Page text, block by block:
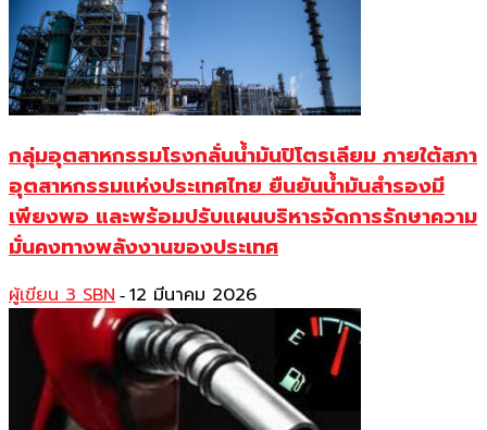
กลุ่มอุตสาหกรรมโรงกลั่นน้ำมันปิโตรเลียม ภายใต้สภา
อุตสาหกรรมแห่งประเทศไทย ยืนยันน้ำมันสำรองมี
เพียงพอ และพร้อมปรับแผนบริหารจัดการรักษาความ
มั่นคงทางพลังงานของประเทศ
ผู้เขียน 3 SBN - 12 มีนาคม 2026